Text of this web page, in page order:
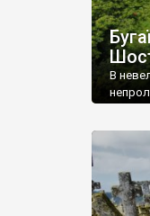
В
потім